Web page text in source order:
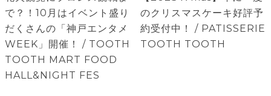
ビ
ゲ
ー
シ
ョ
の
投
稿:
で？！10月はイベント盛り
だくさんの「神戸エンタメ
WEEK」開催！ / TOOTH
TOOTH MART FOOD
HALL&NIGHT FES
の
投
稿:
のクリスマスケーキ好評予
約受付中！ / PATISSERIE
TOOTH TOOTH